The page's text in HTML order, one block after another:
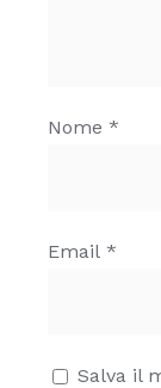
Nome *
Email *
Salva il